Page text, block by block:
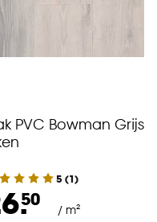
PVC Bowman Grijs
5 (1)
50
/ m²